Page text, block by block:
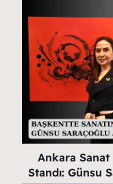
Ankara Sanat
Standı: Günsu